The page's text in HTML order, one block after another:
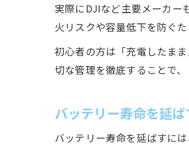
実際にDJIなど主要メーカー
火リスクや容量低下を防ぐ
初心者の方は「充電したま
切な管理を徹底することで
バッテリー寿命を延
バッテリー寿命を延ばすに